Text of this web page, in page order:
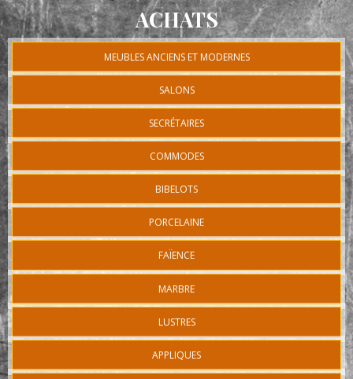
ACHATS
MEUBLES ANCIENS ET MODERNES
SALONS
SECRÉTAIRES
COMMODES
BIBELOTS
PORCELAINE
FAÏENCE
MARBRE
LUSTRES
APPLIQUES